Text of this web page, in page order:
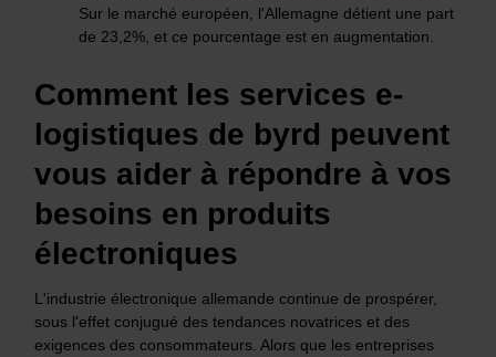
Sur le marché européen, l'Allemagne détient une part
de 23,2%, et ce pourcentage est en augmentation.
Comment les services e-
logistiques de byrd peuvent
vous aider à répondre à vos
besoins en produits
électroniques
L'industrie électronique allemande continue de prospérer,
sous l'effet conjugué des tendances novatrices et des
exigences des consommateurs. Alors que les entreprises